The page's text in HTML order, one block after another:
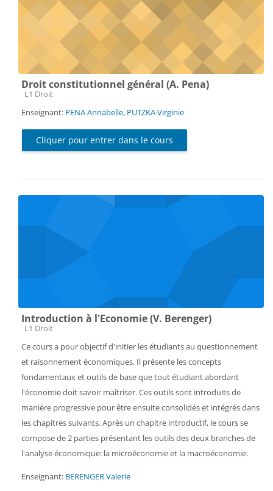
Droit constitutionnel général (A. Pena)
Catégorie de cours
L1 Droit
Enseignant: PENA Annabelle, PUTZKA Virginie
Cliquer pour entrer dans le cours
Introduction à l'Economie (V. Berenger)
Catégorie de cours
L1 Droit
Ce cours a pour objectif d'initier les étudiants au questionnement
et raisonnement économiques. Il présente les concepts
fondamentaux et outils de base que tout étudiant abordant
l'économie doit savoir maîtriser. Ces outils sont introduits de
manière progressive pour être ensuite consolidés et intégrés dans
les chapitres suivants. Après un chapitre introductif, le cours se
compose de 2 parties présentant les outils des deux branches de
l'analyse économique: la microéconomie et la macroéconomie.
Enseignant: BERENGER Valerie